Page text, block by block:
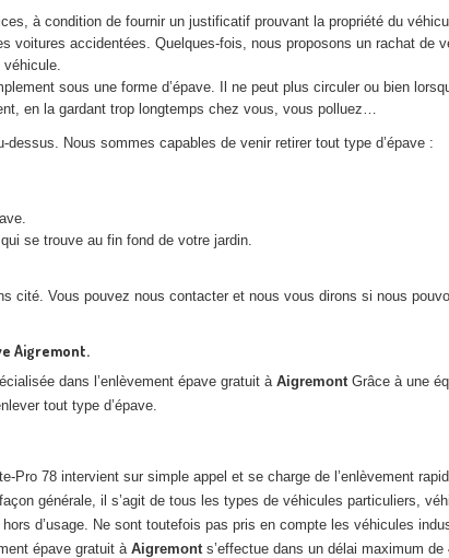
à condition de fournir un justificatif prouvant la propriété du
voitures accidentées. Quelques-fois, nous proposons un rachat de
véhicule.
sous une forme d’épave. Il ne peut plus circuler ou bien
en la gardant trop longtemps chez vous, vous polluez…
Nous sommes capables de venir retirer tout type d’épave :
se trouve au fin fond de votre jardin.
cité. Vous pouvez nous contacter et nous vous dirons si nous
Aigremont.
dans l’enlèvement épave gratuit àAigremontGrâce à une
tout type d’épave.
Pro 78 intervient sur simple appel et se charge de l’enlèvement
générale, il s’agit de tous les types de véhicules particuliers,
d’usage. Ne sont toutefois pas pris en compte les véhicules
épave gratuit àAigremonts’effectue dans un délai maximum